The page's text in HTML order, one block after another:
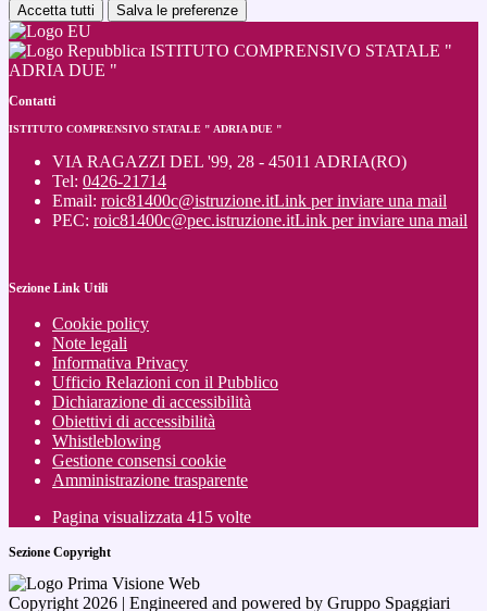
Accetta tutti Salva le preferenze
ISTITUTO COMPRENSIVO STATALE "
ADRIA DUE "
Contatti
ISTITUTO COMPRENSIVO STATALE " ADRIA DUE "
VIA RAGAZZI DEL '99, 28 - 45011 ADRIA(RO)
Tel: 0426-21714
Email: roic81400c@istruzione.itLink per inviare una mail
PEC: roic81400c@pec.istruzione.itLink per inviare una mail
Sezione Link Utili
Cookie policy
Note legali
Informativa Privacy
Ufficio Relazioni con il Pubblico
Dichiarazione di accessibilità
Obiettivi di accessibilità
Whistleblowing
Gestione consensi cookie
Amministrazione trasparente
Pagina visualizzata 415 volte
Sezione Copyright
Copyright 2026 | Engineered and powered by Gruppo Spaggiari